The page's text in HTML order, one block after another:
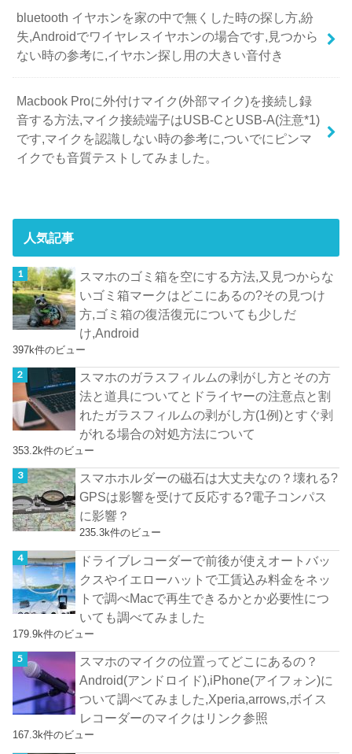
bluetooth イヤホンを家の中で無くした時の探し方,紛
失,Androidでワイヤレスイヤホンの場合です,見つから
ない時の参考に,イヤホン探し用の大きい音付き
Macbook Proに外付けマイク(外部マイク)を接続し録
音する方法,マイク接続端子はUSB-CとUSB-A(注意*1)
です,マイクを認識しない時の参考に,ついでにピンマ
イクでも音質テストしてみました。
人気記事
スマホのゴミ箱を空にする方法,又見つからな
いゴミ箱マークはどこにあるの?その見つけ
方,ゴミ箱の復活復元についても少しだ
け,Android
397k件のビュー
スマホのガラスフィルムの剥がし方とその方
法と道具についてとドライヤーの注意点と割
れたガラスフィルムの剥がし方(1例)とすぐ剥
がれる場合の対処方法について
353.2k件のビュー
スマホホルダーの磁石は大丈夫なの？壊れる?
GPSは影響を受けて反応する?電子コンパス
に影響？
235.3k件のビュー
ドライブレコーダーで前後が使えオートバッ
クスやイエローハットで工賃込み料金をネッ
トで調べMacで再生できるかとか必要性につ
いても調べてみました
179.9k件のビュー
スマホのマイクの位置ってどこにあるの？
Android(アンドロイド),iPhone(アイフォン)に
ついて調べてみました,Xperia,arrows,ボイス
レコーダーのマイクはリンク参照
167.3k件のビュー